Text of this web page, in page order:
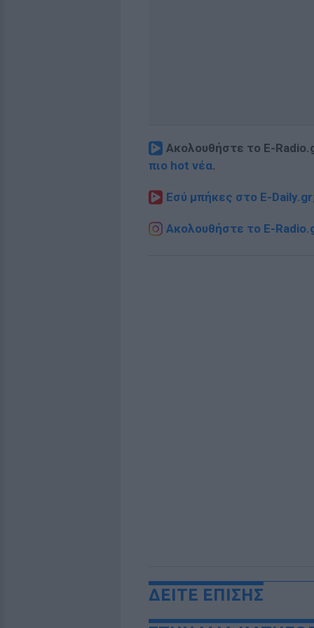
Ακολουθήστε το E-
πιο hot νέα.
Εσύ μπήκες στο E-
Ακολουθήστε το E-
ΔΕΙΤΕ ΕΠΙΣΗΣ